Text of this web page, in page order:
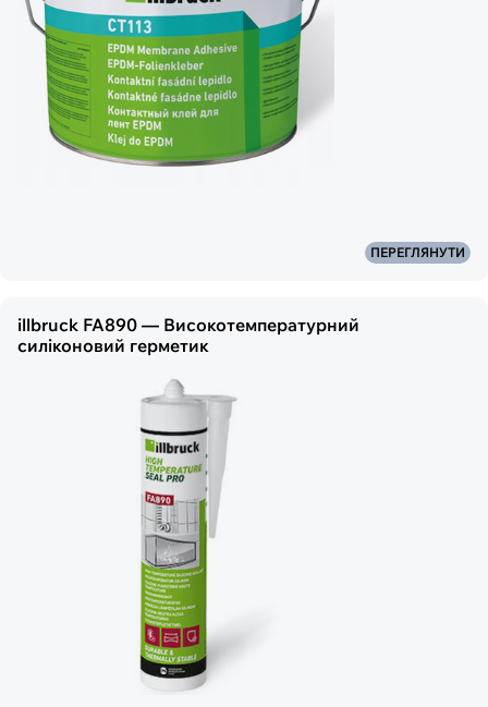
ПЕРЕГЛЯНУТИ
illbruck FA890 — Високотемпературний
силіконовий герметик